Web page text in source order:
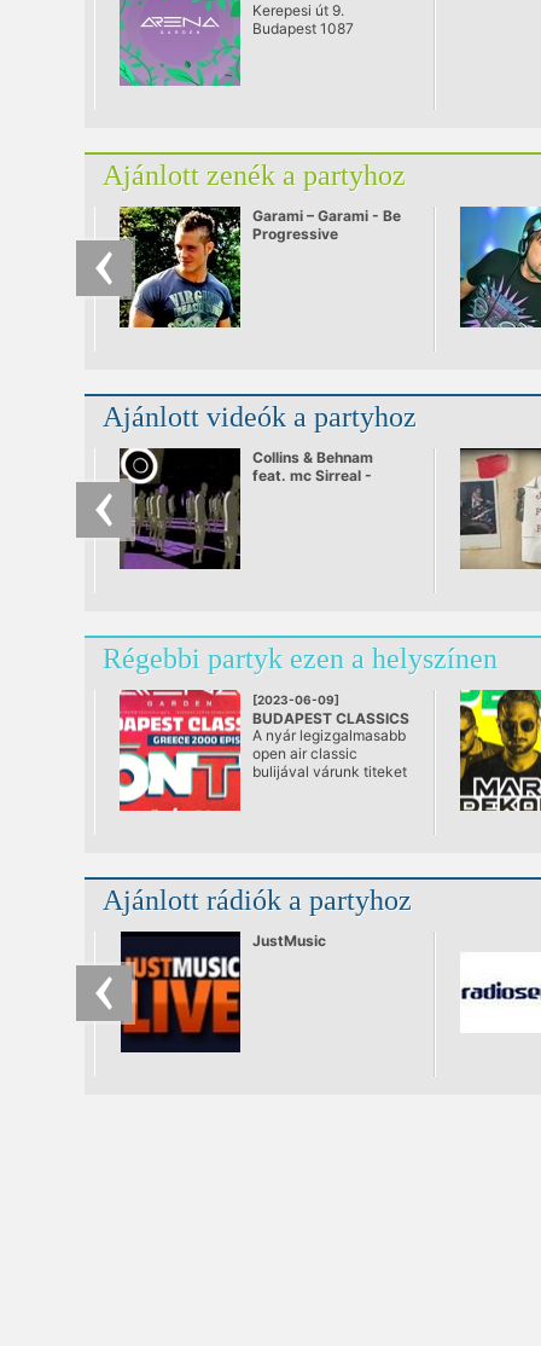
Kerepesi út 9.
Budapest 1087
Ajánlott zenék a partyhoz
Garami – Garami - Be
Progressive
Ajánlott videók a partyhoz
Collins & Behnam
feat. mc Sirreal -
Régebbi partyk ezen a helyszínen
[2023-06-09]
BUDAPEST CLASSICS
@ Arena Garden
A nyár legizgalmasabb
open air classic
bulijával várunk titeket
Hollandiából.
Ajánlott rádiók a partyhoz
JustMusic